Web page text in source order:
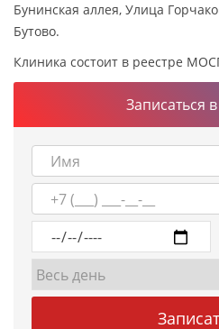
Бунинская аллея, Улица
Бутово.
Клиника состоит в реестре
Записаться